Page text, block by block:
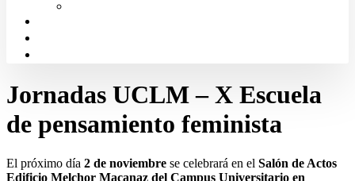
Jornadas UCLM – X Escuela
de pensamiento feminista
El próximo día 2 de noviembre se celebrará en el Salón de Actos
Edificio Melchor Macanaz del Campus Universitario en